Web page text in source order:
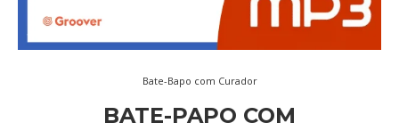
Bate-Bapo com Curador
BATE-PAPO COM